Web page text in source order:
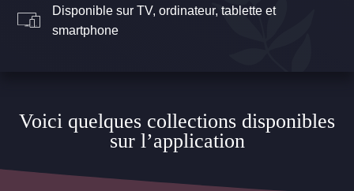
Disponible sur TV, ordinateur, tablette et
smartphone
Voici quelques collections disponibles
sur l’application